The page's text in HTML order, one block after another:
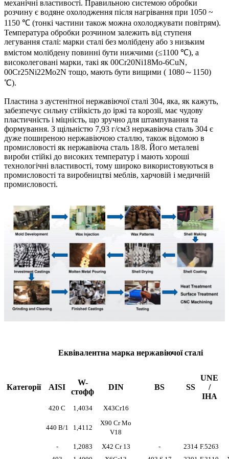
механічні властивості. Правильною системою обробки
розчину є водяне охолодження після нагрівання при 1050 ~
1150 ℃ (тонкі частини також можна охолоджувати повітрям).
Температура обробки розчином залежить від ступеня
легування сталі: марки сталі без молібдену або з низьким
вмістом молібдену повинні бути нижчими (≤1100 ℃), а
високолеговані марки, такі як 00Cr20Ni18Mo-6CuN,
00Cr25Ni22Mo2N тощо, мають бути вищими ( 1080～1150)
℃).
Пластина з аустенітної нержавіючої сталі 304, яка, як кажуть,
забезпечує сильну стійкість до іржі та корозії, має чудову
пластичність і міцність, що зручно для штампування та
формування. З щільністю 7,93 г/см3 нержавіюча сталь 304 є
дуже поширеною нержавіючою сталлю, також відомою в
промисловості як нержавіюча сталь 18/8. Його металеві
вироби стійкі до високих температур і мають хороші
технологічні властивості, тому широко використовуються в
промисловості та виробництві меблів, харчовій і медичній
промисловості.
Еквівалентна марка нержавіючої сталі
Категорії AISI
W-
стофф
DIN BS SS
UNE
/
IHA
420 С 1,4034 X43Cr16
440 B/1 1,4112
X90 Cr Mo
V18
-
1,2083 X42 Cr 13 - 2314 F.5263